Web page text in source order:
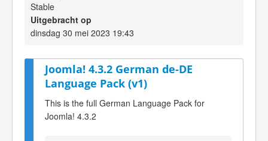
Stable
Uitgebracht op
dinsdag 30 mei 2023 19:43
Joomla! 4.3.2 German de-DE
Language Pack (v1)
This is the full German Language Pack for
Joomla! 4.3.2